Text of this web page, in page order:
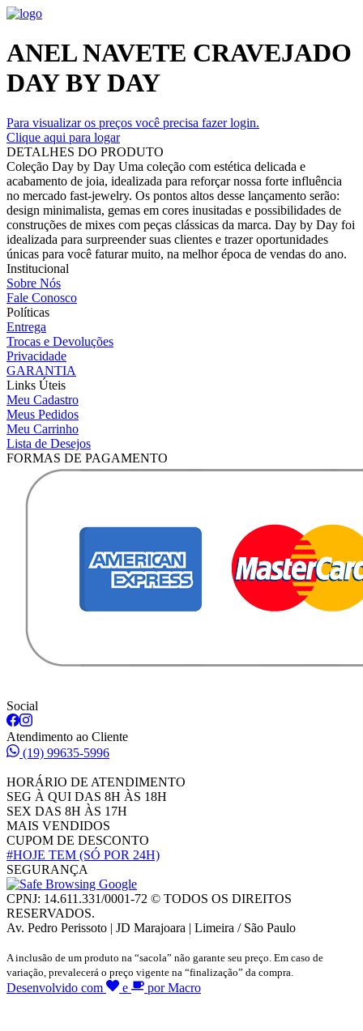
ANEL NAVETE CRAVEJADO
DAY BY DAY
Para visualizar os preços você precisa fazer login.
Clique aqui para logar
DETALHES DO PRODUTO
Coleção Day by Day Uma coleção com estética delicada e
acabamento de joia, idealizada para reforçar nossa forte influência
no mercado fast-jewelry. Os pontos altos desse lançamento serão:
design minimalista, gemas em cores inusitadas e possibilidades de
construções de mixes com peças clássicas da marca. Day by Day foi
idealizada para surpreender suas clientes e trazer oportunidades
únicas para você faturar muito, na melhor época de vendas do ano.
Institucional
Sobre Nós
Fale Conosco
Políticas
Entrega
Trocas e Devoluções
Privacidade
GARANTIA
Links Úteis
Meu Cadastro
Meus Pedidos
Meu Carrinho
Lista de Desejos
FORMAS DE PAGAMENTO
Social
Atendimento ao Cliente
(19) 99635-5996
HORÁRIO DE ATENDIMENTO
SEG À QUI DAS 8H ÀS 18H
SEX DAS 8H ÀS 17H
MAIS VENDIDOS
CUPOM DE DESCONTO
#HOJE TEM (SÓ POR 24H)
SEGURANÇA
CPNJ: 14.611.331/0001-72 © TODOS OS DIREITOS
RESERVADOS.
Av. Pedro Perissoto | JD Marajoara | Limeira / São Paulo
A inclusão de um produto na “sacola” não garante seu preço. Em caso de
variação, prevalecerá o preço vigente na “finalização” da compra.
Desenvolvido com e por Macro